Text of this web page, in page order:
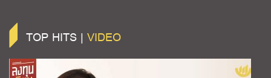
TOP HITS | VIDEO